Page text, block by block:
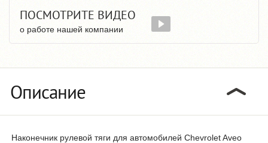
ПОСМОТРИТЕ ВИДЕО
о работе нашей компании
Описание
Наконечник рулевой тяги для автомобилей Chevrolet Aveo